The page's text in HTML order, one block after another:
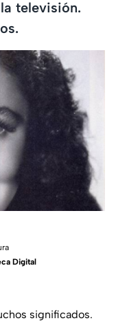
televisión.
Digital
significados.